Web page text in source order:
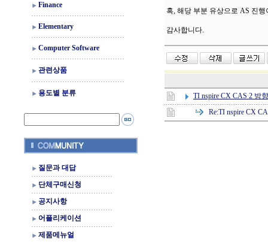
Finance
Elementary
Computer Software
관련상품
용도별 분류
질문과 대답
단체구매신청
공지사항
어플리케이션
제품메뉴얼
혹, 해당 부분 유상으로 AS 진행
감사합니다.
TI nspire CX CAS 2 방
Re:TI nspire CX